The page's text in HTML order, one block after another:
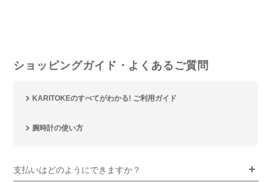
ショッピングガイド・よくあるご質問
KARITOKEのすべてがわかる! ご利用ガイド
腕時計の使い方
支払いはどのようにできますか？